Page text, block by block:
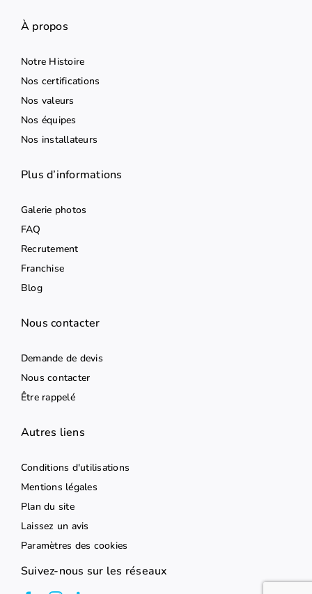
À propos
Notre Histoire
Nos certifications
Nos valeurs
Nos équipes
Nos installateurs
Plus d’informations
Galerie photos
FAQ
Recrutement
Franchise
Blog
Nous contacter
Demande de devis
Nous contacter
Être rappelé
Autres liens
Conditions d'utilisations
Mentions légales
Plan du site
Laissez un avis
Paramètres des cookies
Suivez-nous sur les réseaux